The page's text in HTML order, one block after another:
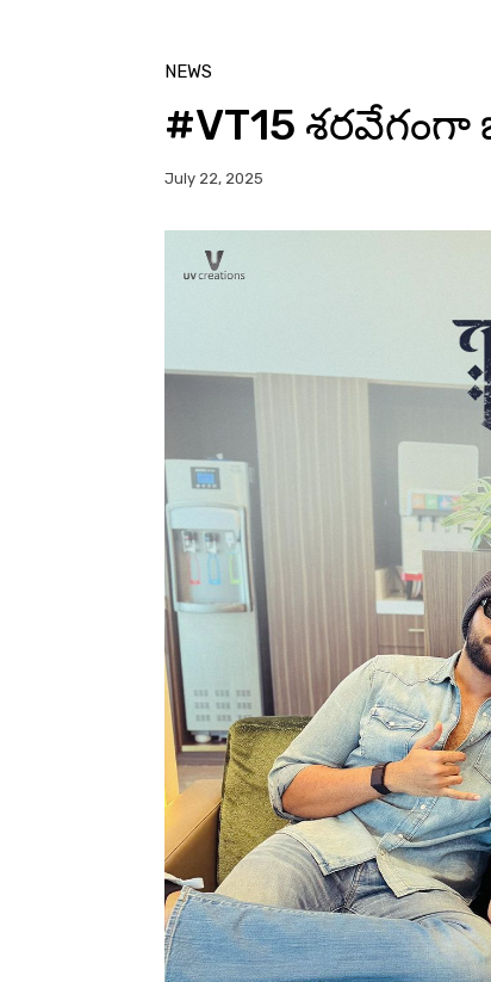
NEWS
#VT15 శరవేగంగా
July 22, 2025